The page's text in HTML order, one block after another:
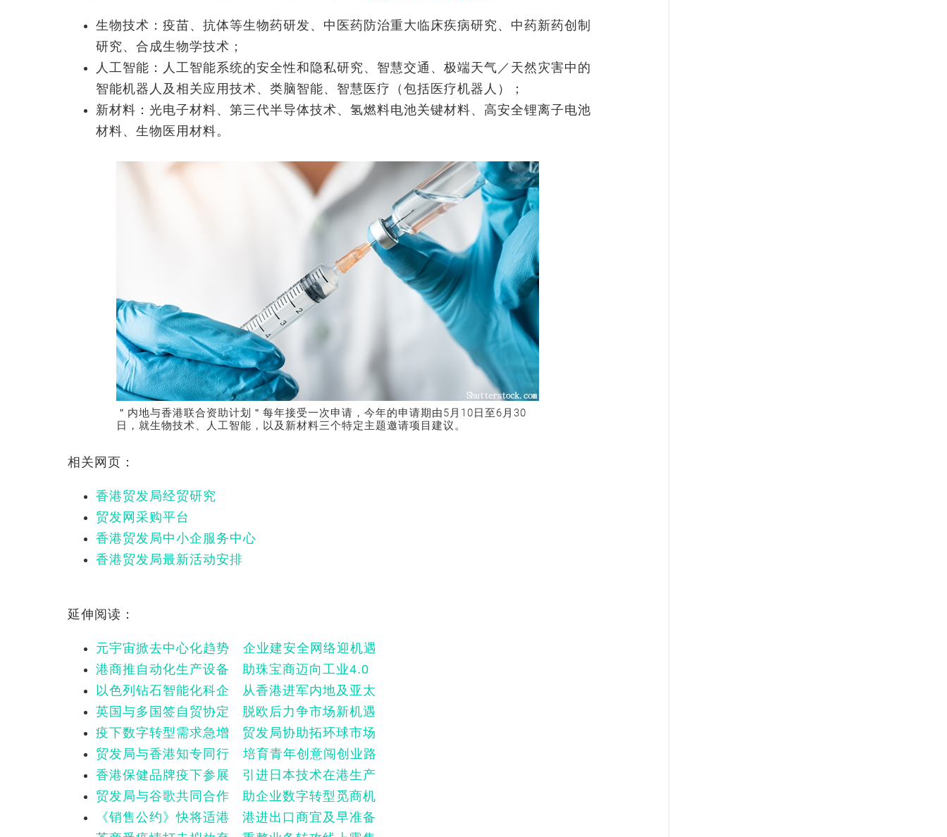
生物技术：疫苗、抗体等生物药研发、中医药防治重大临床疾病研究、中药新药创制
研究、合成生物学技术；
人工智能：人工智能系统的安全性和隐私研究、智慧交通、极端天气／天然灾害中的
智能机器人及相关应用技术、类脑智能、智慧医疗（包括医疗机器人）；
新材料：光电子材料、第三代半导体技术、氢燃料电池关键材料、高安全锂离子电池
材料、生物医用材料。
＂内地与香港联合资助计划＂每年接受一次申请，今年的申请期由5月10日至6月30
日，就生物技术、人工智能，以及新材料三个特定主题邀请项目建议。
相关网页：
香港贸发局经贸研究
贸发网采购平台
香港贸发局中小企服务中心
香港贸发局最新活动安排
延伸阅读：
元宇宙掀去中心化趋势 企业建安全网络迎机遇
港商推自动化生产设备 助珠宝商迈向工业4.0
以色列钻石智能化科企 从香港进军内地及亚太
英国与多国签自贸协定 脱欧后力争市场新机遇
疫下数字转型需求急增 贸发局协助拓环球市场
贸发局与香港知专同行 培育青年创意闯创业路
香港保健品牌疫下参展 引进日本技术在港生产
贸发局与谷歌共同合作 助企业数字转型觅商机
《销售公约》快将适港 港进出口商宜及早准备